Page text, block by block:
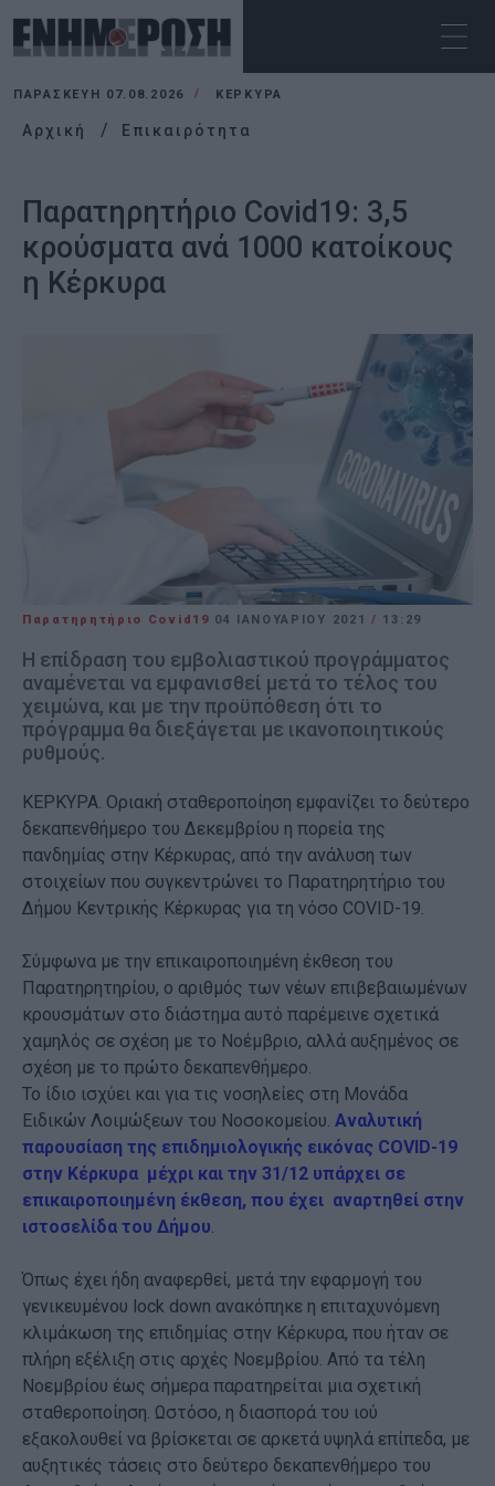
ΠΑΡΑΣΚΕΥΉ 07.08.2026 ΚΕΡΚΥΡΑ
Αρχική Επικαιρότητα
Παρατηρητήριο Covid19: 3,5
κρούσματα ανά 1000 κατοίκους
η Κέρκυρα
Παρατηρητήριο Covid19 04 ΙΑΝΟΥΑΡΊΟΥ 2021/ 13:29
Η επίδραση του εμβολιαστικού προγράμματος
αναμένεται να εμφανισθεί μετά το τέλος του
χειμώνα, και με την προϋπόθεση ότι το
πρόγραμμα θα διεξάγεται με ικανοποιητικούς
ρυθμούς.
ΚΕΡΚΥΡΑ. Οριακή σταθεροποίηση εμφανίζει το δεύτερο
δεκαπενθήμερο του Δεκεμβρίου η πορεία της
πανδημίας στην Κέρκυρας, από την ανάλυση των
στοιχείων που συγκεντρώνει το Παρατηρητήριο του
Δήμου Κεντρικής Κέρκυρας για τη νόσο COVID-19.
Σύμφωνα με την επικαιροποιημένη έκθεση του
Παρατηρητηρίου, ο αριθμός των νέων επιβεβαιωμένων
κρουσμάτων στο διάστημα αυτό παρέμεινε σχετικά
χαμηλός σε σχέση με το Νοέμβριο, αλλά αυξημένος σε
σχέση με το πρώτο δεκαπενθήμερο.
Το ίδιο ισχύει και για τις νοσηλείες στη Μονάδα
Ειδικών Λοιμώξεων του Νοσοκομείου. Αναλυτική
παρουσίαση της επιδημιολογικής εικόνας COVID-19
στην Κέρκυρα μέχρι και την 31/12 υπάρχει σε
επικαιροποιημένη έκθεση, που έχει αναρτηθεί στην
ιστοσελίδα του Δήμου
Όπως έχει ήδη αναφερθεί, μετά την εφαρμογή του
γενικευμένου lock down ανακόπηκε η επιταχυνόμενη
κλιμάκωση της επιδημίας στην Κέρκυρα, που ήταν σε
πλήρη εξέλιξη στις αρχές Νοεμβρίου. Από τα τέλη
Νοεμβρίου έως σήμερα παρατηρείται μια σχετική
σταθεροποίηση. Ωστόσο, η διασπορά του ιού
εξακολουθεί να βρίσκεται σε αρκετά υψηλά επίπεδα, με
αυξητικές τάσεις στο δεύτερο δεκαπενθήμερο του